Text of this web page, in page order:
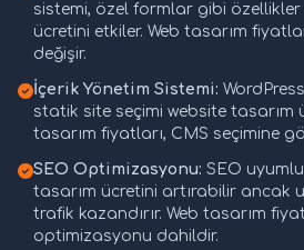
sistemi, özel formlar gibi özellikler
ücretini etkiler. Web tasarım
değişir.
İçerik Yönetim Sistemi:
statik site seçimi website tasarım
tasarım fiyatları, CMS seçimine
SEO Optimizasyonu: SEO
tasarım ücretini artırabilir ancak
trafik kazandırır. Web tasarım
optimizasyonu dahildir.